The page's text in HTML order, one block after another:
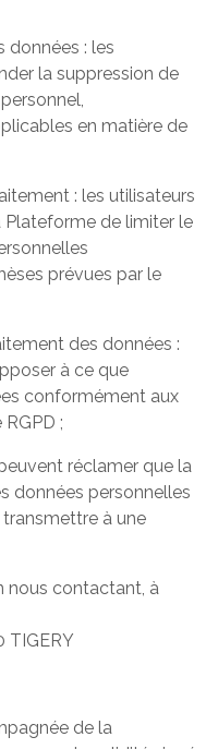
données : les
la suppression de
en matière de
: les utilisateurs
de limiter le
prévues par le
des données :
à ce que
conformément aux
;
réclamer que la
données personnelles
à une
nous contactant, à
TIGERY
de la